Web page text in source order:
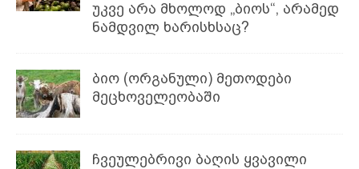
უკვე არა მხოლოდ „ბიოს“, არამედ
ნამდვილ ხარისხსაც?
ბიო (ორგანული) მეთოდები
მეცხოველეობაში
ჩვეულებრივი ბაღის ყვავილი